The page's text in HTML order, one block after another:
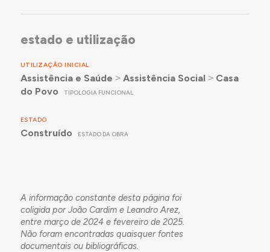
estado e utilização
UTILIZAÇÃO INICIAL
Assistência e Saúde ˃ Assistência Social ˃ Casa
do Povo
TIPOLOGIA FUNCIONAL
ESTADO
Construído ESTADO DA OBRA
A informação constante desta página foi
coligida por João Cardim e Leandro Arez,
entre março de 2024 e fevereiro de 2025.
Não foram encontradas quaisquer fontes
documentais ou bibliográficas.